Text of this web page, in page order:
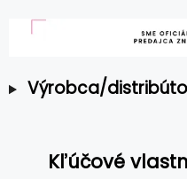
Výrobca/
Kľúčové